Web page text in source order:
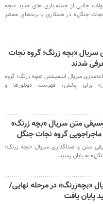
جانبی از جمله بازی های جدید «بچه
جنگل» در همکاری با برندهای معتبر
سریال «بچه زرنگ؛ گروه نجات
شدند
سریال انیمیشنی «بچه زرنگ؛ گروه
برای پخش، فهرست دوبلورها و
متن سریال «بچه زرنگ»
گروه نجات جنگل
متن و صداگذاری سریال «بچه زرنگ؛
به پایان رسید.
«بچه‌زرنگ» در مرحله نهایی/
پایان یافت